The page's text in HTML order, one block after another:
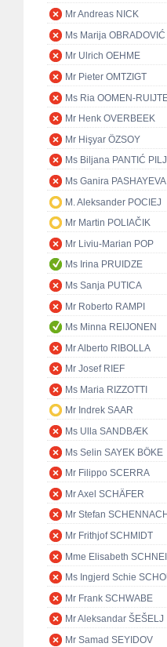
Mr Andreas NICK
Ms Marija OBRADOVIĆ
Mr Ulrich OEHME
Mr Pieter OMTZIGT
Ms Ria OOMEN-
Mr Henk OVERBEEK
Mr Hişyar ÖZSOY
Ms Biljana PANTIĆ
Ms Ganira PASHAYEVA
M. Aleksander POCIEJ
Mr Martin POLIAČIK
Mr Liviu-Marian POP
Ms Irina PRUIDZE
Ms Sanja PUTICA
Mr Roberto RAMPI
Ms Minna REIJONEN
Mr Alberto RIBOLLA
Mr Josef RIEF
Ms Maria RIZZOTTI
Mr Indrek SAAR
Ms Ulla SANDBÆK
Ms Selin SAYEK BÖKE
Mr Filippo SCERRA
Mr Axel SCHÄFER
Mr Stefan SCHENNACH
Mr Frithjof SCHMIDT
Mme Elisabeth
Ms Ingjerd Schie
Mr Frank SCHWABE
Mr Aleksandar ŠEŠELJ
Mr Samad SEYIDOV